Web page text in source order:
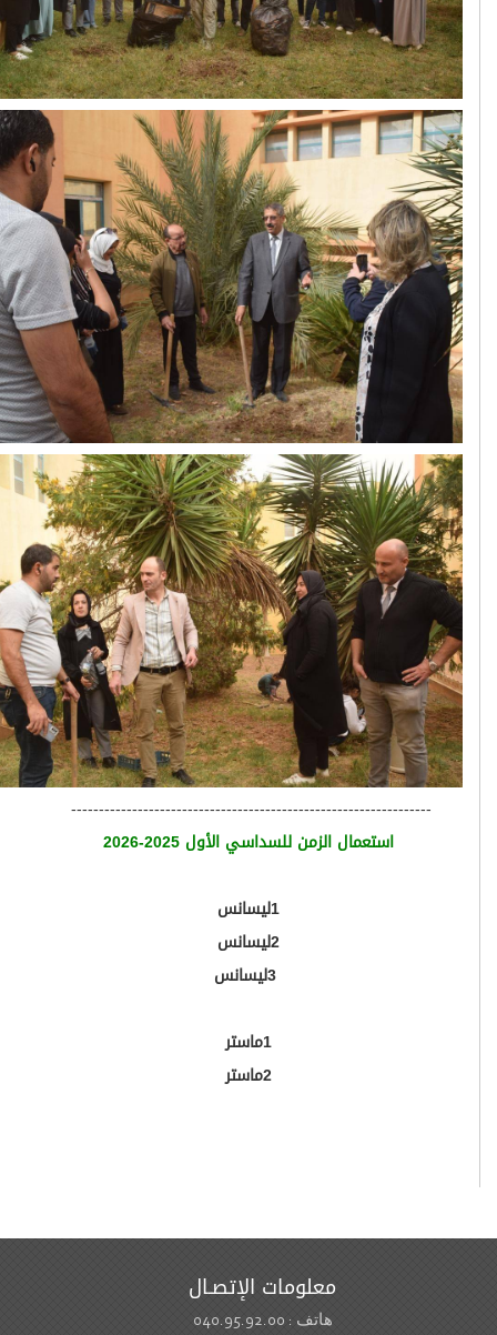
-----------------------------------------------------------------
استعمال الزمن للسداسي الأول 2025-2026
ماستر
معلومات الإتصـال
هاتف : 040.95.92.00